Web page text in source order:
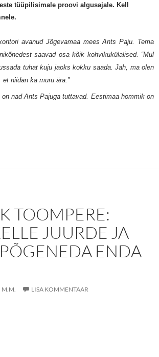
tüüpilisimale proovi algusajale. Kell
avanud Jõgevamaa mees Ants Paju. Tema
saavad osa kõik kohvikukülalised. “Mul
tuhat kuju jaoks kokku saada. Jah, ma olen
niidan ka muru ära.”
nad Ants Pajuga tuttavad. Eestimaa hommik on
maailma nagu kass akvaariumit. Ohoo, kui
TOOMPERE:
JUURDE JA
ENDA
M.M. LISA KOMMENTAAR